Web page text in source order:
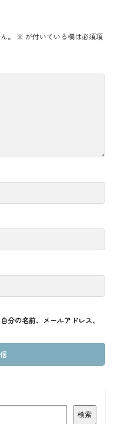
。 ※ が付いている欄は必須項
分の名前、メールアドレス、
検索